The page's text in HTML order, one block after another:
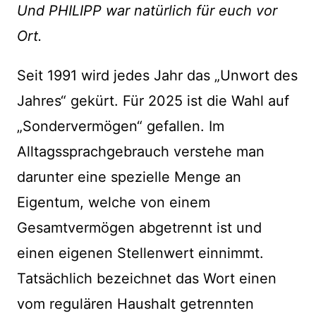
Und PHILIPP war natürlich für euch vor
Ort.
Seit 1991 wird jedes Jahr das „Unwort des
Jahres“ gekürt. Für 2025 ist die Wahl auf
„Sondervermögen“ gefallen. Im
Alltagssprachgebrauch verstehe man
darunter eine spezielle Menge an
Eigentum, welche von einem
Gesamtvermögen abgetrennt ist und
einen eigenen Stellenwert einnimmt.
Tatsächlich bezeichnet das Wort einen
vom regulären Haushalt getrennten